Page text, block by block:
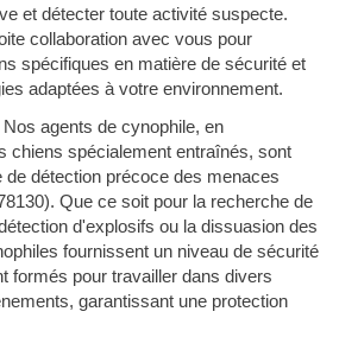
et détecter toute activité suspecte.
collaboration avec vous pour
spécifiques en matière de sécurité et
adaptées à votre environnement.
Nos agents de cynophile, en
chiens spécialement entraînés, sont
détection précoce des menaces
Que ce soit pour la recherche de
d'explosifs ou la dissuasion des
fournissent un niveau de sécurité
formés pour travailler dans divers
garantissant une protection